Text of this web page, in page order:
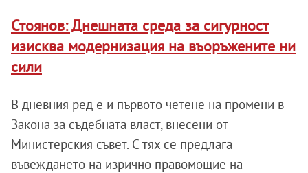
Стоянов: Днешната среда за сигурност
изисква модернизация на въоръжените ни
сили
В дневния ред е и първото четене на промени в
Закона за съдебната власт, внесени от
Министерския съвет. С тях се предлага
въвеждането на изрично правомощие на